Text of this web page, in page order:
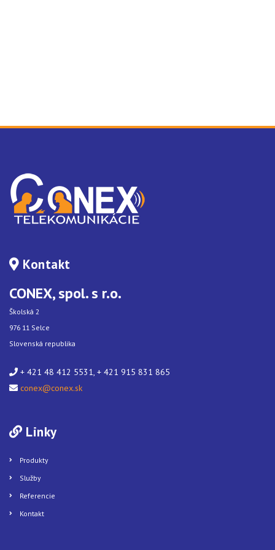
Kontakt
CONEX, spol. s r.o.
Školská 2
976 11 Selce
Slovenská republika
+ 421 48 412 5531, + 421 915 831 865
conex@conex.sk
Linky
Produkty
Služby
Referencie
Kontakt